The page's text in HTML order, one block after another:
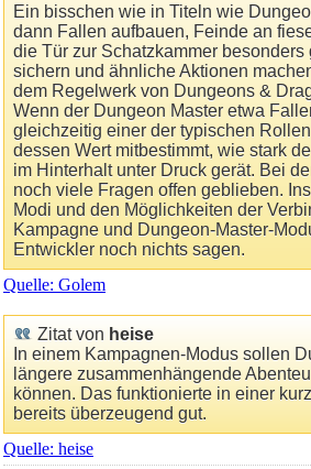
Ein bisschen wie in Titeln wie
dann Fallen aufbauen, Feinde an
die Tür zur Schatzkammer
sichern und ähnliche Aktionen
dem Regelwerk von Dungeons &
Wenn der Dungeon Master etwa
gleichzeitig einer der typischen
dessen Wert mitbestimmt, wie stark
im Hinterhalt unter Druck gerät. Bei
noch viele Fragen offen geblieben.
Modi und den Möglichkeiten der
Kampagne und Dungeon-Master-
Entwickler noch nichts sagen.
Quelle: Golem
Zitat von heise
In einem Kampagnen-Modus sollen
längere zusammenhängende
können. Das funktionierte in einer
bereits überzeugend gut.
Quelle: heise